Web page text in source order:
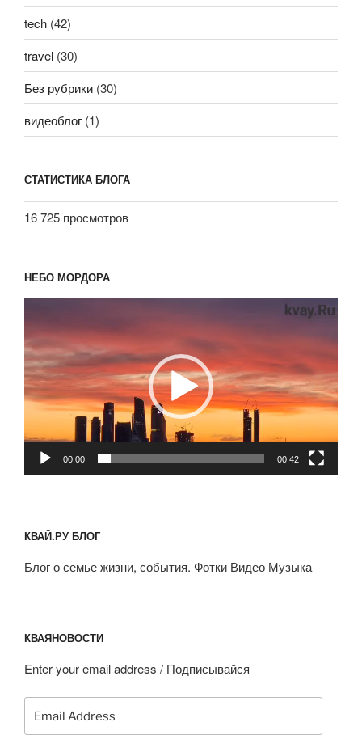
tech (42)
travel (30)
Без рубрики (30)
видеоблог (1)
СТАТИСТИКА БЛОГА
16 725 просмотров
НЕБО МОРДОРА
00:00 00:42
КВАЙ.РУ БЛОГ
Блог о семье жизни, события. Фотки Видео Музыка
КВАЯНОВОСТИ
Enter your email address / Подписывайся
Address